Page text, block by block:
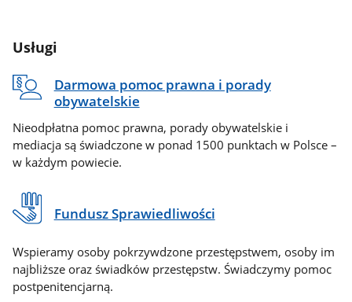
Usługi
Darmowa pomoc prawna i porady
obywatelskie
Nieodpłatna pomoc prawna, porady obywatelskie i
mediacja są świadczone w ponad 1500 punktach w Polsce –
w każdym powiecie.
Fundusz Sprawiedliwości
Wspieramy osoby pokrzywdzone przestępstwem, osoby im
najbliższe oraz świadków przestępstw. Świadczymy pomoc
postpenitencjarną.